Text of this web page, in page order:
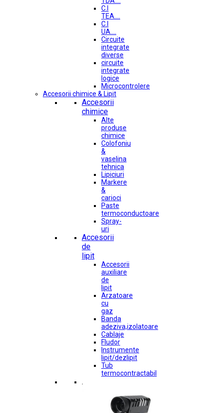
C.I
TEA....
C.I
UA....
Circuite
integrate
diverse
circuite
integrate
logice
Microcontrolere
Accesorii chimice & Lipit
Accesorii
chimice
Alte
produse
chimice
Colofoniu
&
vaselina
tehnica
Lipiciuri
Markere
&
carioci
Paste
termoconductoare
Spray-
uri
Accesorii
de
lipit
Accesorii
auxiliare
de
lipit
Arzatoare
cu
gaz
Banda
adeziva,izolatoare
Cablaje
Fludor
Instrumente
lipit/dezlipit
Tub
termocontractabil
.